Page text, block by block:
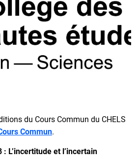
du Cours Commun du CHELS
Commun.
: L’incertitude et l’incertain